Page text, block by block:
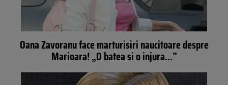
Oana Zavoranu face marturisiri naucitoare despre
Marioara! „O batea si o injura…”